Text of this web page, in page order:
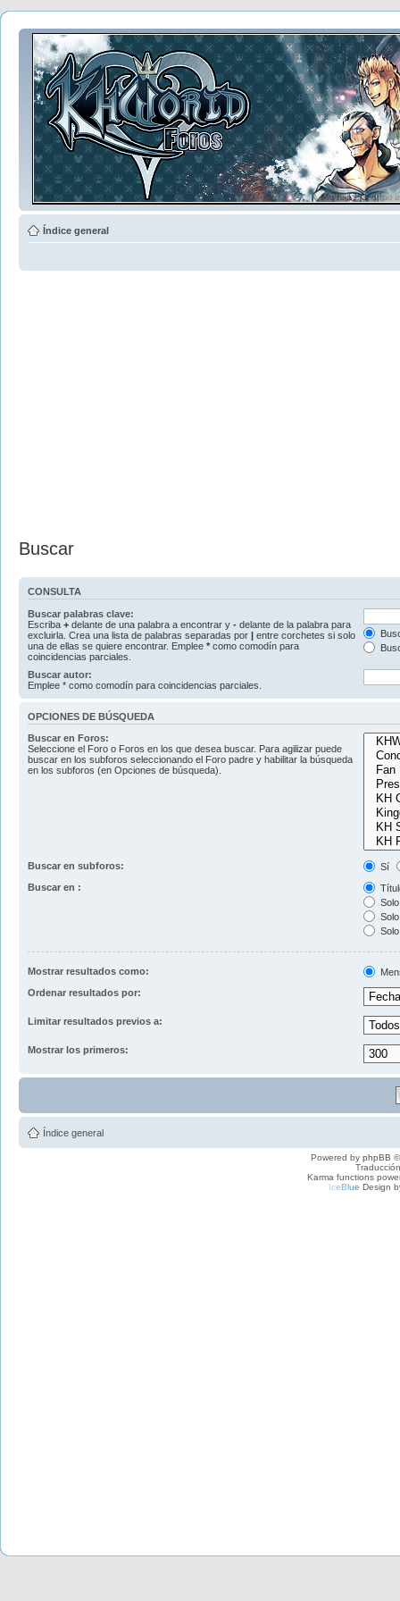
Índice general
Buscar
CONSULTA
Buscar palabras clave:
Escriba + delante de una palabra a encontrar y - delante de la palabra para
excluirla. Crea una lista de palabras separadas por | entre corchetes si solo
una de ellas se quiere encontrar. Emplee * como comodín para
coincidencias parciales.
Buscar autor:
Emplee * como comodín para coincidencias parciales.
OPCIONES DE BÚSQUEDA
Buscar en Foros:
Seleccione el Foro o Foros en los que desea buscar. Para agilizar puede
buscar en los subforos seleccionando el Foro padre y habilitar la búsqueda
en los subforos (en Opciones de búsqueda).
Buscar en subforos:
Sí
Buscar en :
Mostrar resultados como:
Ordenar resultados por:
Limitar resultados previos a:
Mostrar los primeros:
Índice general
Powered by phpBB
Karma functions
IceBlue Design